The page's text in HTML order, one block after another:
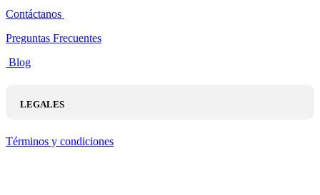
Contáctanos
Preguntas Frecuentes
Blog
LEGALES
Términos y condiciones